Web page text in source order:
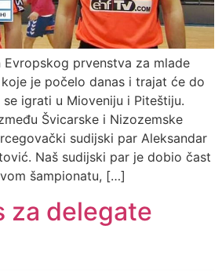
Evropskog prvenstva za mlade
je počelo danas i trajat će do
se igrati u Mioveniju i Piteštiju.
Švicarske i Nizozemske
sudijski par Aleksandar
Naš sudijski par je dobio čast
šampionatu, […]
za delegate